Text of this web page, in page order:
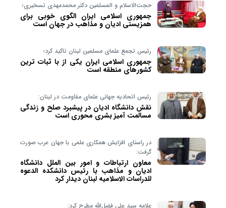
حجت‌الاسلام و المسلمین دکتر محمدمهدی تسخیری؛
جمهوری اسلامی ایران الگوی خوبی برای
همزیستی ادیان و مذاهب در جهان است
رئیس تجمع علمای مسلمین لبنان تاکید کرد؛
جمهوری اسلامی ایران یکی از با ثبات ترین
کشورهای منطقه است
رئیس اتحادیه جهانی علمای مقاومت در لبنان:
نقش دانشگاه ادیان در پیشبرد صلح و زندگی
مسالمت آمیز بشری محوری است
در راستای افزایش همکاری علمی با جهان عرب صورت
گرفت:
معاون ارتباطات و امور بین الملل دانشگاه
ادیان و مذاهب با رئیس دانشکده الدعوه
للدراسات الاسلامیه لبنان دیدار کرد
علامه سید علی فضل‌الله مطرح کرد: